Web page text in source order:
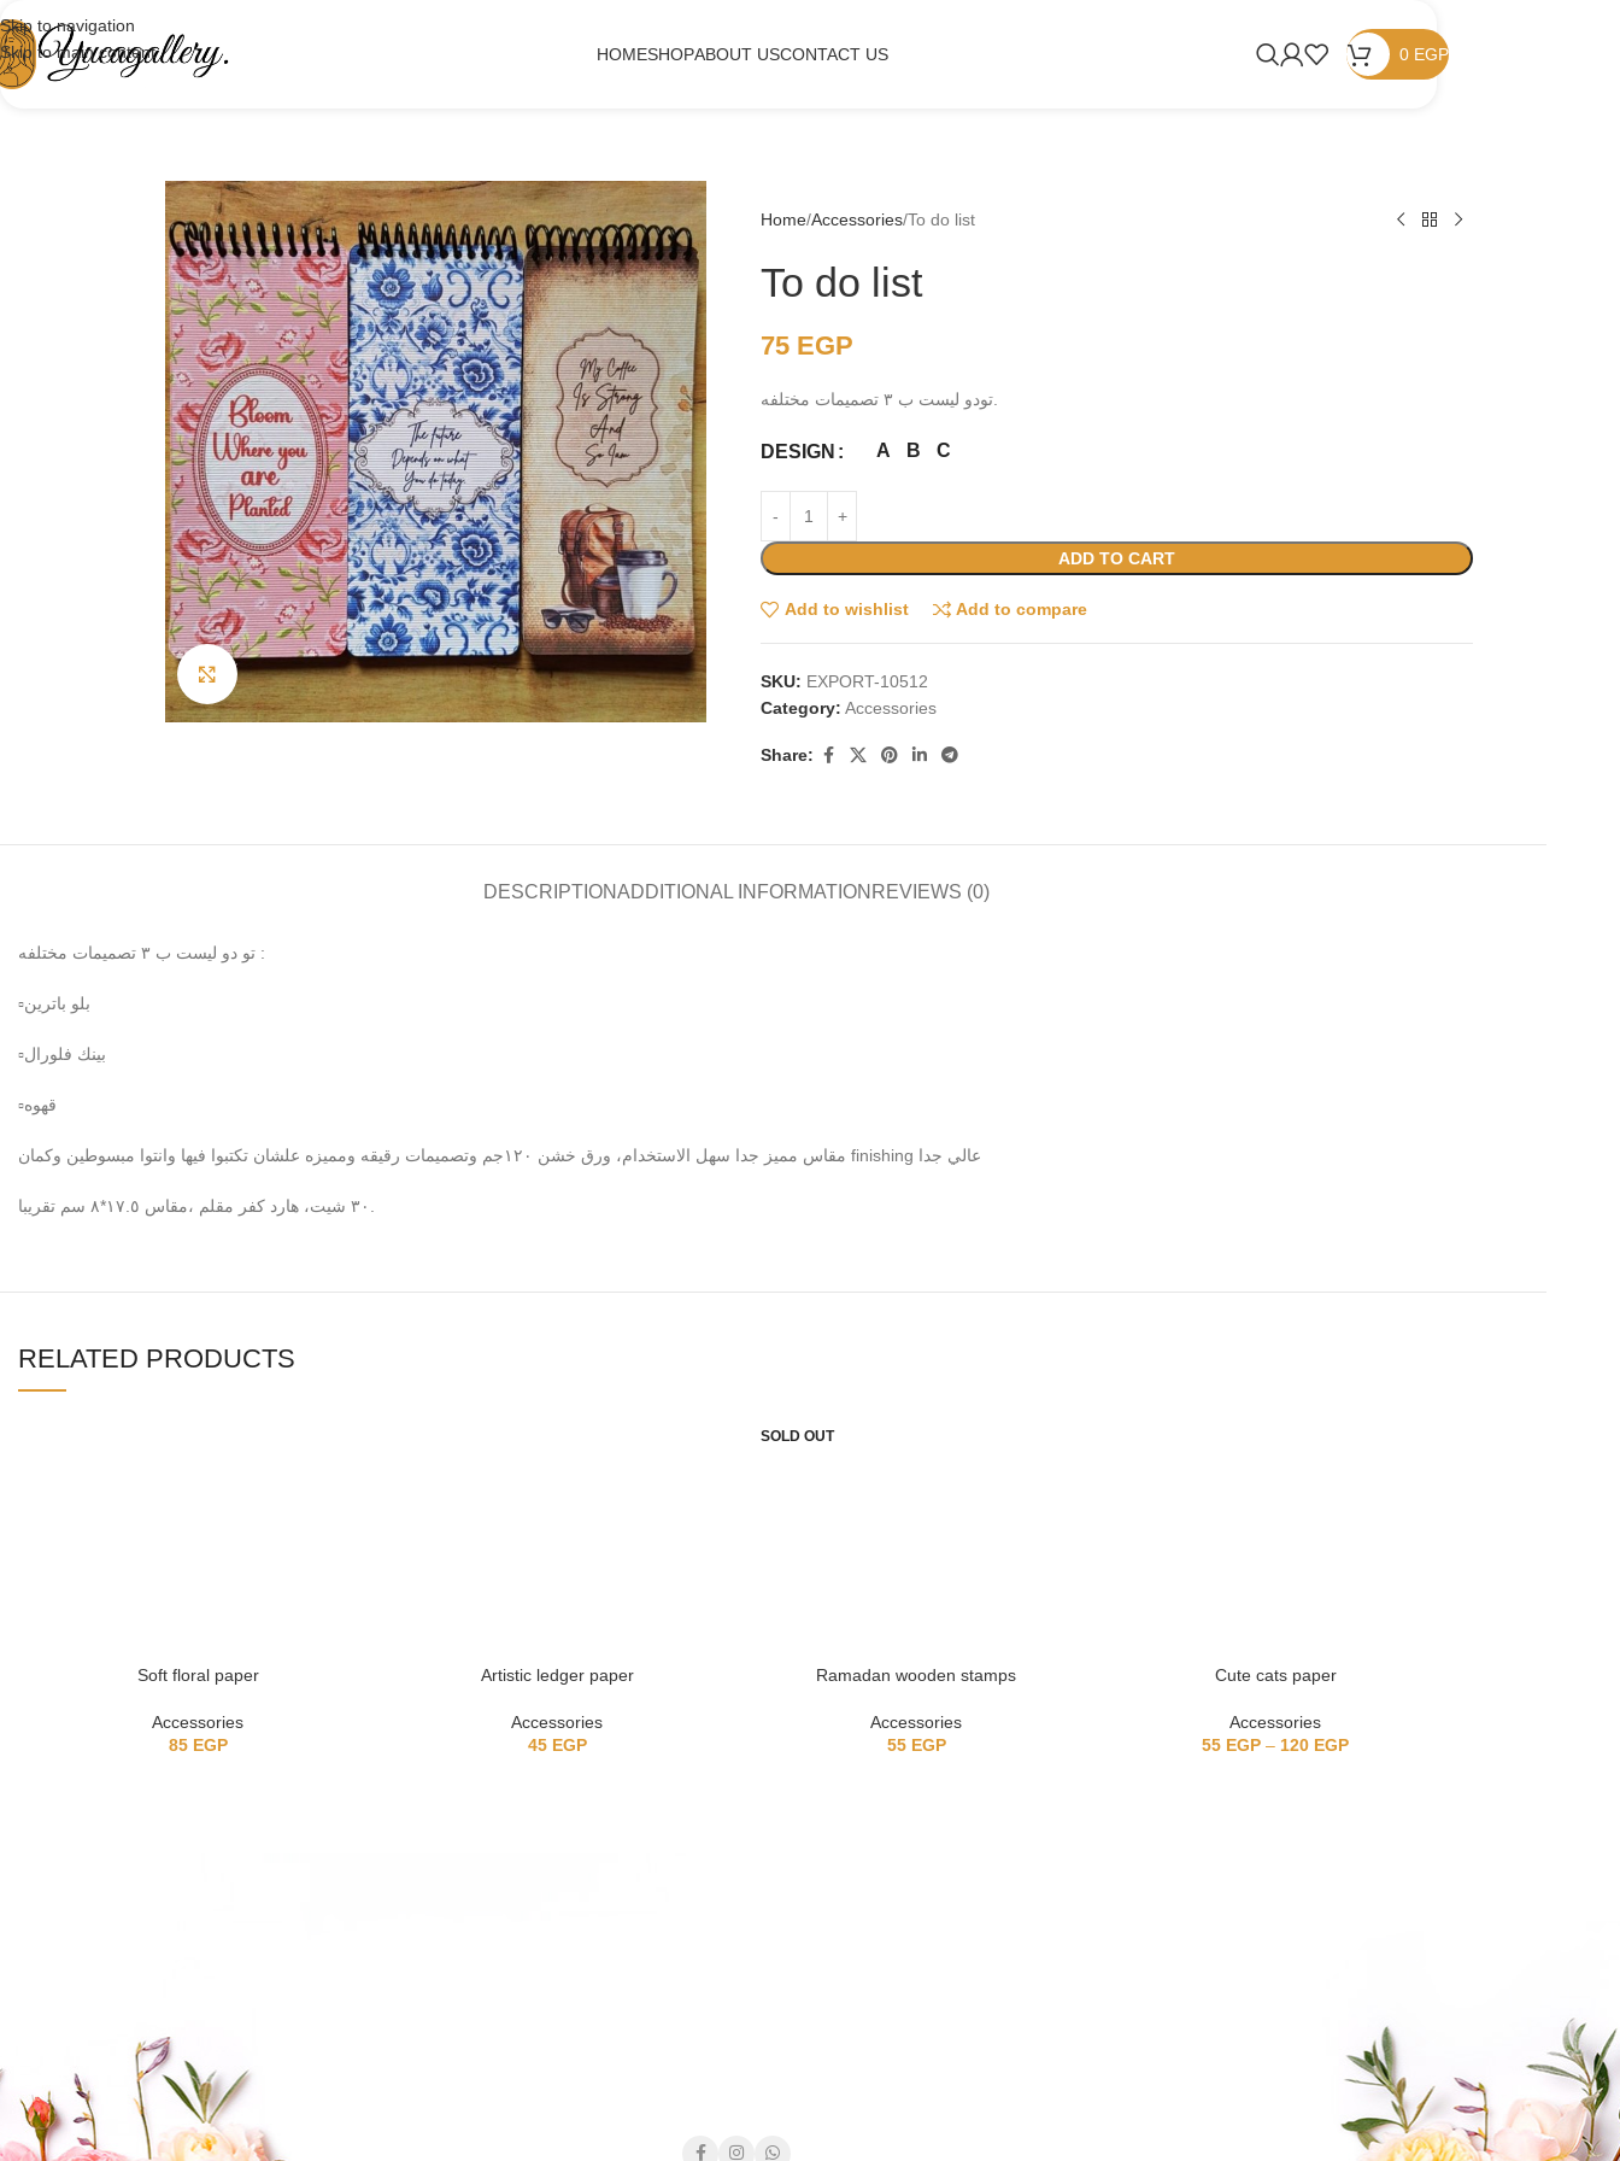
Skip to navigation
Skip to main content
HOMESHOPABOUT USCONTACT US 0 EGP
Click to enlarge
Home Accessories To do list
To do list
75 EGP
DESIGN A B C
ADD TO CART
Add to wishlist Add to compare
SKU: EXPORT-10512
Category: Accessories
Share:
DESCRIPTIONADDITIONAL INFORMATION REVIEWS (0)
تو دو ليست ب ٣ تصميمات مختلفه :
▫️بلو باترين
▫️بينك فلورال
▫️قهوه
مقاس مميز جدا سهل الاستخدام، ورق خشن ١٢٠جم وتصميمات رقيقه ومميزه علشان تكتبوا فيها وانتوا مبسوطين وكمان finishing عالي جدا
RELATED PRODUCTS
Soft floral paper
Accessories
85 EGP
Artistic ledger paper
Accessories
45 EGP
SOLD OUT
Ramadan wooden stamps
Accessories
55 EGP
Cute cats paper
Accessories
55 EGP – 120 EGP